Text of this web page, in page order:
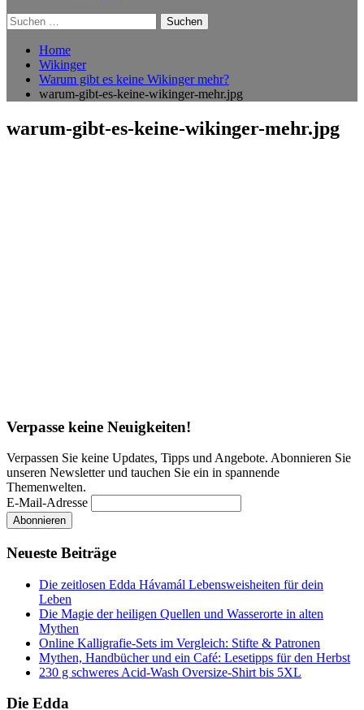
Suchen
nach:
Home
Wikinger
Warum gibt es keine Wikinger mehr?
warum-gibt-es-keine-wikinger-mehr.jpg
warum-gibt-es-keine-wikinger-mehr.jpg
Verpasse keine Neuigkeiten!
Verpassen Sie keine Updates, Tipps und Angebote. Abonnieren Sie
unseren Newsletter und tauchen Sie ein in spannende
Themenwelten.
E-Mail-Adresse
Neueste Beiträge
Die zeitlosen Edda Hávamál Lebensweisheiten für dein
Leben
Die Magie der heiligen Quellen und Wasserorte in alten
Mythen
Online Kalligrafie‑Sets im Vergleich: Stifte & Patronen
Mythen, Handbücher und ein Café: Lesetipps für den Herbst
230 g schweres Acid-Wash Oversize-Shirt bis 5XL
Die Edda